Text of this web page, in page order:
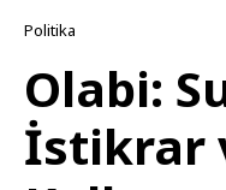
Politika
Olabi:
İstikrar